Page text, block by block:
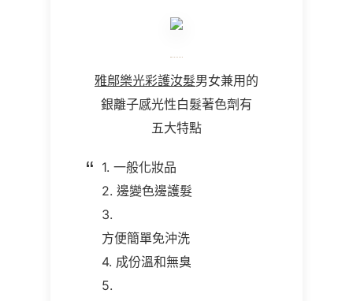
雅鄔樂光彩護汝髮男女兼用的
銀離子感光性白髮著色劑有
五大特點
1. 一般化妝品
2. 邊變色邊護髮
3.
方便簡單免沖洗
4. 成份溫和無臭
5.